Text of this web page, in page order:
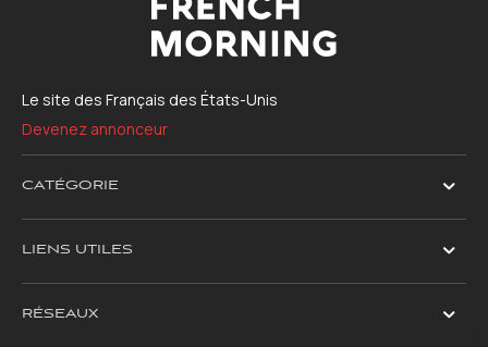
Le site des Français des États-Unis
Devenez annonceur
CATÉGORIE
LIENS UTILES
RÉSEAUX